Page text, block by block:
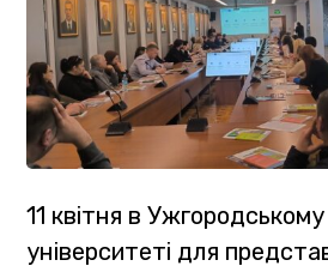
11 квітня в
університеті для